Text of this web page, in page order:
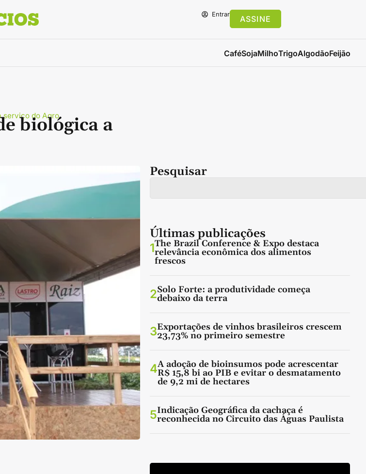
Entrar ASSINE
CaféSojaMilhoTrigoAlgodãoFeijão
serviço do Agro
biológica a
Pesquisar
Últimas publicações
1The Brazil Conference & Expo destaca
relevância econômica dos alimentos
frescos
2Solo Forte: a produtividade começa
debaixo da terra
3Exportações de vinhos brasileiros crescem
23,73% no primeiro semestre
4A adoção de bioinsumos pode acrescentar
R$ 15,8 bi ao PIB e evitar o desmatamento
de 9,2 mi de hectares
5Indicação Geográfica da cachaça é
reconhecida no Circuito das Águas Paulista